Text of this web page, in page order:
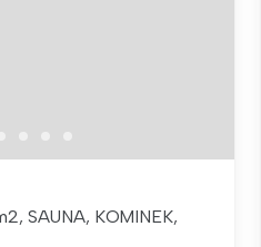
SAUNA, KOMINEK,